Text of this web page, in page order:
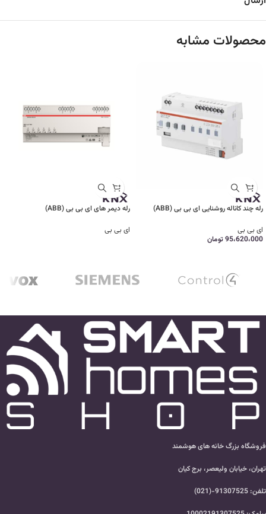
محصولات مشابه
رله چند کاناله روشنایی ای بی بی (ABB)
ای بی بی
95،620،000تومان
رله دیمر های ای بی بی (ABB)
ای بی بی
فروشگاه بزرگ خانه های هوشمند
تهران، خیابان ولیعصر، برج کیان
تلفن: 91307525-(021)